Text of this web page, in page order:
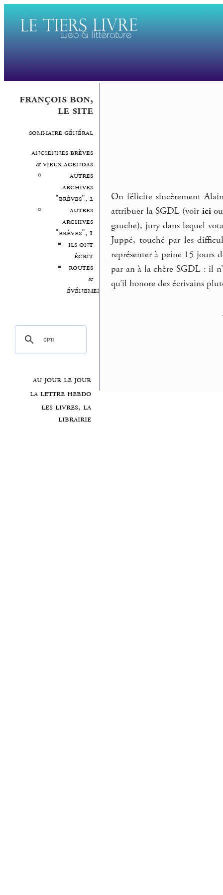
françois bon,
le site
sommaire général
anciennes brèves
& vieux agendas
autres
archives
"brèves", 2
autres
archives
"brèves", 1
ils ont
écrit
routes
&
événements
au jour le jour
la lettre hebdo
les livres, la
librairie
On félicite sincèrement
attribuer la SGDL (voir ici
gauche), jury dans lequel
Juppé, touché par les
représenter à peine 15 jours
par an à la chère SGDL : il
qu’il honore des écrivains